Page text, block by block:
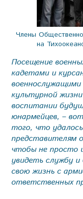
Члены
на
Посещение
кадетами и
культурной
воспитании
юнармейцев, –
того, что
представителям
чтобы не просто
увидеть службу
свою жизнь с
ответственных